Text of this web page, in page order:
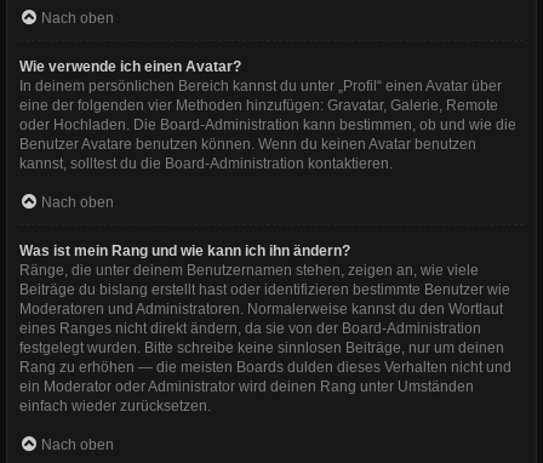
Nach oben
Wie verwende ich einen Avatar?
In deinem persönlichen Bereich kannst du unter „Profil“ einen Avatar über
eine der folgenden vier Methoden hinzufügen: Gravatar, Galerie, Remote
oder Hochladen. Die Board-Administration kann bestimmen, ob und wie die
Benutzer Avatare benutzen können. Wenn du keinen Avatar benutzen
kannst, solltest du die Board-Administration kontaktieren.
Nach oben
Was ist mein Rang und wie kann ich ihn ändern?
Ränge, die unter deinem Benutzernamen stehen, zeigen an, wie viele
Beiträge du bislang erstellt hast oder identifizieren bestimmte Benutzer wie
Moderatoren und Administratoren. Normalerweise kannst du den Wortlaut
eines Ranges nicht direkt ändern, da sie von der Board-Administration
festgelegt wurden. Bitte schreibe keine sinnlosen Beiträge, nur um deinen
Rang zu erhöhen — die meisten Boards dulden dieses Verhalten nicht und
ein Moderator oder Administrator wird deinen Rang unter Umständen
einfach wieder zurücksetzen.
Nach oben